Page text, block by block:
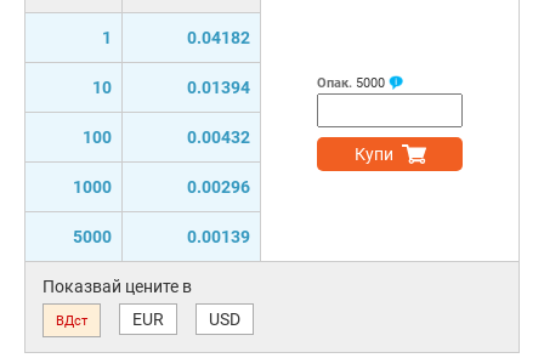
1 0.04182
10 0.01394
100 0.00432
1000 0.00296
5000 0.00139
Опак. 5000
Купи
Показвай цените в
ВДст EUR USD